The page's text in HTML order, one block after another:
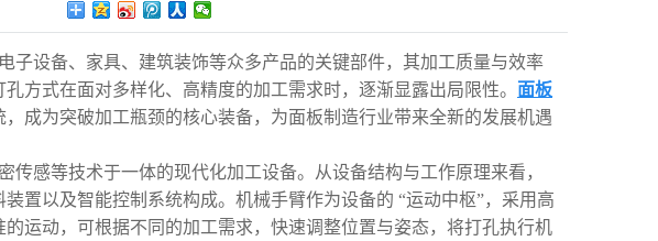
子设备、家具、建筑装饰等众多产品的关键部件，其加工质量与效率
方式在面对多样化、高精度的加工需求时，逐渐显露出局限性。 面板
成为突破加工瓶颈的核心装备，为面板制造行业带来全新的发展机遇
传感等技术于一体的现代化加工设备。从设备结构与工作原理来看，
置以及智能控制系统构成。机械手臂作为设备的 “运动中枢”，采用高
运动，可根据不同的加工需求，快速调整位置与姿态，将打孔执行机